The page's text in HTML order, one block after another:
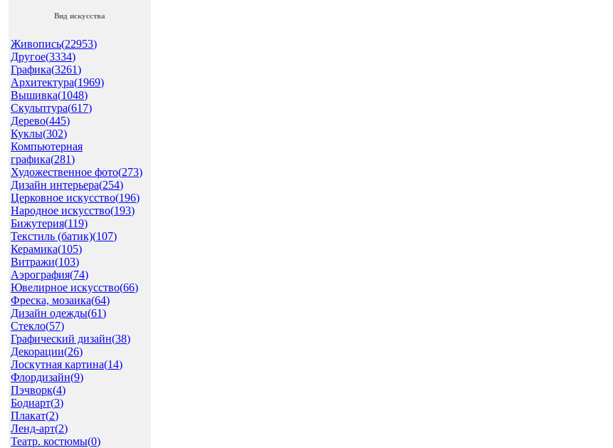
Вид искусства
Живопись(22953)
Другое(3334)
Графика(3261)
Архитектура(1969)
Вышивка(1048)
Скульптура(617)
Дерево(445)
Куклы(302)
Компьютерная
графика(281)
Художественное фото(273)
Дизайн интерьера(254)
Церковное искусство(196)
Народное искусство(193)
Бижутерия(119)
Текстиль (батик)(107)
Керамика(105)
Витражи(103)
Аэрография(74)
Ювелирное искусство(66)
Фреска, мозаика(64)
Дизайн одежды(61)
Стекло(57)
Графический дизайн(38)
Декорации(26)
Лоскутная картина(14)
Флордизайн(9)
Пэчворк(4)
Бодиарт(3)
Плакат(2)
Ленд-арт(2)
Театр. костюмы(0)